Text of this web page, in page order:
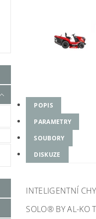
POPIS
PARAMETRY
SOUBORY
DISKUZE
INTELIGENTNÍ
SOLO® BY AL-KO